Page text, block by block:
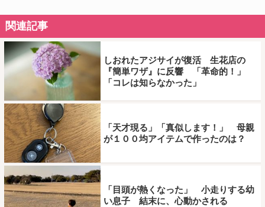
関連記事
しおれたアジサイが復活 生花店の
『簡単ワザ』に反響 「革命的！」
「コレは知らなかった」
「天才現る」「真似します！」 母親
が１００均アイテムで作ったのは？
「目頭が熱くなった」 小走りする幼
い息子 結末に、心動かされる